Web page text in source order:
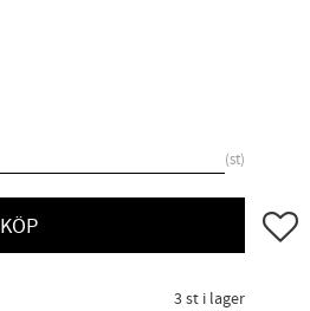
st
KÖP Lägg
3 st i lager